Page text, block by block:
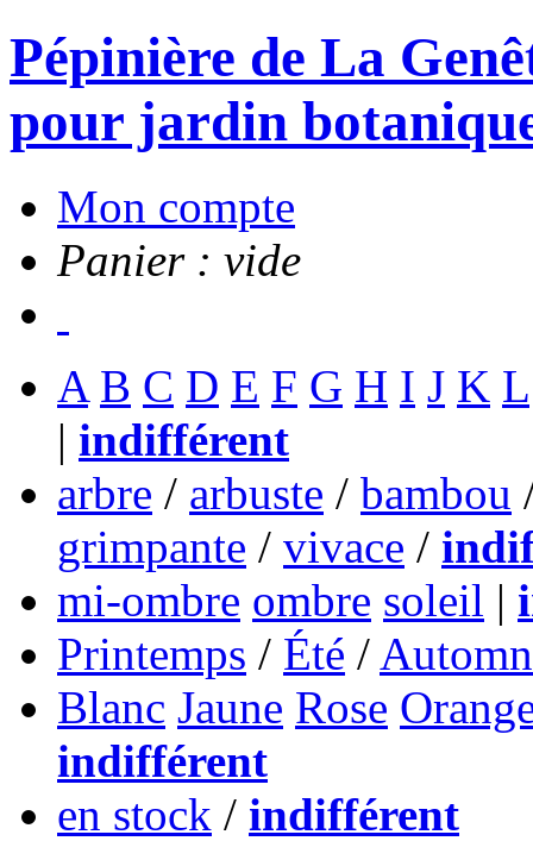
Pépinière de La
pour jardin
Mon compte
Panier : vide
A B C D E F G H I J K L
| indifférent
arbre / arbuste / bambou
grimpante / vivace /
mi-ombre ombre soleil |
Printemps / Été /
Blanc Jaune Rose
indifférent
en stock / indifférent